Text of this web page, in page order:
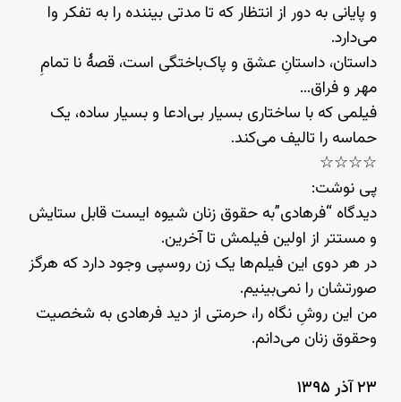
و پایانی به دور از انتظار که تا مدتی بیننده را به تفکر وا
می‌دارد.
داستان، داستانِ عشق و پاک‌باختگی است، قصهٔ نا تمامِ
مهر و فراق…
فیلمی که با ساختاری بسیار بی‌ادعا و بسیار ساده، یک
حماسه را تالیف می‌کند.
☆☆☆☆
پی نوشت:
دیدگاه “فرهادی”به حقوق زنان شیوه ایست قابل ستایش
و مستتر از اولین فیلمش تا آخرین.
در هر دوی این فیلم‌ها یک زن روسپی وجود دارد که هرگز
صورتشان را نمی‌بینیم.
من این روشِ نگاه را، حرمتی از دید فرهادی به شخصیت
وحقوق زنان می‌دانم.
۲۳ آذر ۱۳۹۵